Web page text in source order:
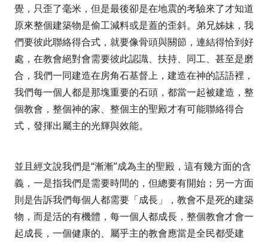
覺，只歪了毫米，但是最後卻是在地震的考驗來了才知道
原來整個建築物是偷工減料或是蓋的歪斜。弟兄姊妹，我
們要彼此聯絡得合式，就要像骨頭與關節，連結得恰到好
處，在教會絕對會需要彼此認識、扶持、同工、甚至是磨
合，我們一同建造在房角石基督上，建造在神的話語裡，
我們每一個人都是那塊重要的石頭，都當一起被建造，整
個教會，整個神的家、整個主的聖殿才有可能聯絡得合
式，發揮出屬主的光輝與效能。
並且經文說我們是“漸漸”成為主的聖殿，這有幾方面的含
義，一是指我們是需要時間的，但總要有開始；另一方面
則是告訴我們每個人都需要「成長」，教會不是死的建築
物，而是活的有機體，每一個人都成長，整個教會才會一
起成長，一個健康的、屬乎主的教會應當是全民都受建